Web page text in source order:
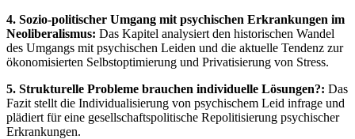
4. Sozio-politischer Umgang mit psychischen Erkrankungen im
Neoliberalismus: Das Kapitel analysiert den historischen Wandel
des Umgangs mit psychischen Leiden und die aktuelle Tendenz zur
ökonomisierten Selbstoptimierung und Privatisierung von Stress.
5. Strukturelle Probleme brauchen individuelle Lösungen?: Das
Fazit stellt die Individualisierung von psychischem Leid infrage und
plädiert für eine gesellschaftspolitische Repolitisierung psychischer
Erkrankungen.